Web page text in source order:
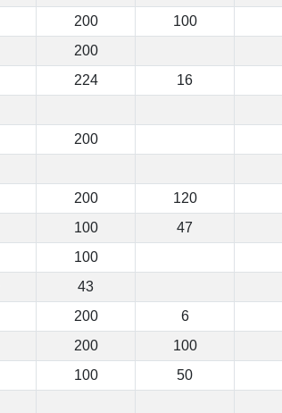
200 100
200
224 16
200
200 120
100 47
100
43
200 6
200 100
100 50